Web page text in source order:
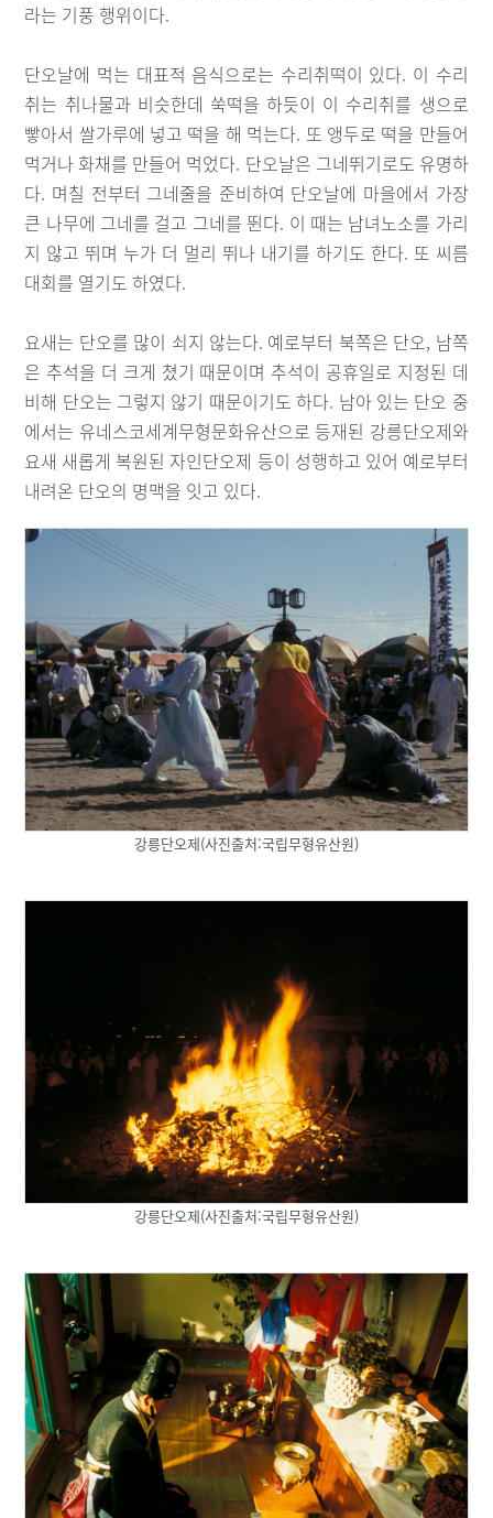
라는 기풍 행위이다.
단오날에 먹는 대표적 음식으로는 수리취떡이 있다. 이 수리
취는 취나물과 비슷한데 쑥떡을 하듯이 이 수리취를 생으로
빻아서 쌀가루에 넣고 떡을 해 먹는다. 또 앵두로 떡을 만들어
먹거나 화채를 만들어 먹었다. 단오날은 그네뛰기로도 유명하
다. 며칠 전부터 그네줄을 준비하여 단오날에 마을에서 가장
큰 나무에 그네를 걸고 그네를 뛴다. 이 때는 남녀노소를 가리
지 않고 뛰며 누가 더 멀리 뛰나 내기를 하기도 한다. 또 씨름
대회를 열기도 하였다.
요새는 단오를 많이 쇠지 않는다. 예로부터 북쪽은 단오, 남쪽
은 추석을 더 크게 쳤기 때문이며 추석이 공휴일로 지정된 데
비해 단오는 그렇지 않기 때문이기도 하다. 남아 있는 단오 중
에서는 유네스코세계무형문화유산으로 등재된 강릉단오제와
요새 새롭게 복원된 자인단오제 등이 성행하고 있어 예로부터
내려온 단오의 명맥을 잇고 있다.
강릉단오제(사진출처:국립무형유산원)
강릉단오제(사진출처:국립무형유산원)